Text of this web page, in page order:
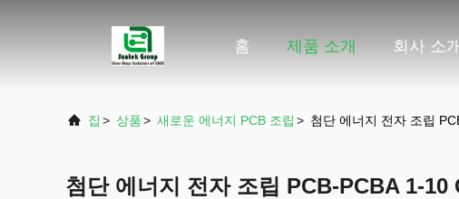
홈 제품 소개 회사 소개
집 > 상품> 새로운 에너지 PCB 조립 > 첨단 에너지 전자 조립
첨단 에너지 전자 조립 PCB-PCBA 1-